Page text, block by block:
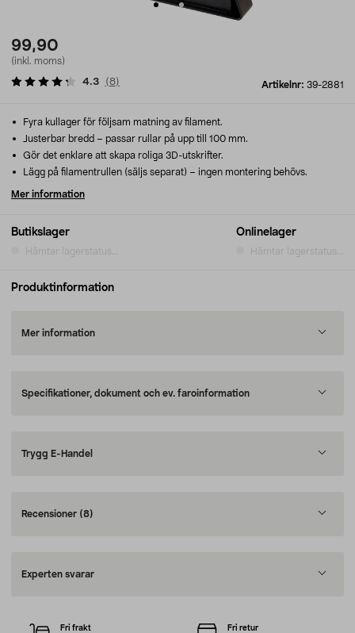
99,90
(inkl. moms)
Artikelnr: 39-2881
4.3 (8)
Butikslager
Hämtar lagerstatus...
Onlinelager
Hämtar lagerstatus...
Fyra kullager för följsam matning av filament.
Justerbar bredd – passar rullar på upp till 100 mm.
Gör det enklare att skapa roliga 3D-utskrifter.
Lägg på filamentrullen (säljs separat) – ingen montering behövs.
Mer information
Produktinformation
Mer information
Specifikationer, dokument och ev. faroinformation
Trygg E-Handel
Recensioner (8)
Experten svarar
Fri frakt Fri retur